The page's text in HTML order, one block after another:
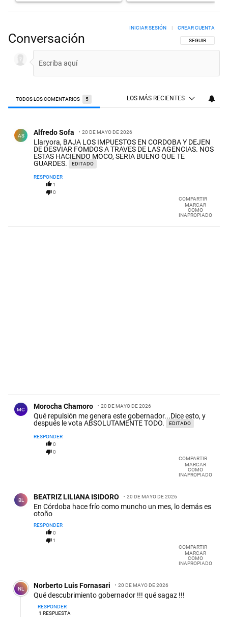
Conversación SIGA ESTA
SEGUIR
INICIAR SESIÓN CREAR CUENTA
TODOS LOS COMENTARIOS 5 LOS MÁS RECIENTES
AS Alfredo Sofa 20 DE MAYO DE 2026
Llaryora, BAJA LOS IMPUESTOS EN CORDOBA Y DEJEN
DE DESVIAR FOMDOS A TRAVES DE LAS AGENCIAS. NOS
ESTAS HACIENDO MOCO, SERIA BUENO QUE TE
GUARDES.
EDITADO
RESPONDER
1
0
COMPARTIR
MARCAR
COMO
INAPROPIADO
MC Morocha Chamoro 20 DE MAYO DE 2026
Qué repulsión me genera este gobernador...Dice esto, y
después le vota ABSOLUTAMENTE TODO.
EDITADO
RESPONDER
0
0
COMPARTIR
MARCAR
COMO
INAPROPIADO
BL BEATRIZ LILIANA ISIDORO 20 DE MAYO DE 2026
En Córdoba hace frío como muncho un mes, lo demás es
otoño
RESPONDER
0
1
COMPARTIR
MARCAR
COMO
INAPROPIADO
Comentario de Norberto Luis Fornasari.
NL Norberto Luis Fornasari 20 DE MAYO DE 2026
Qué descubrimiento gobernador !!! qué sagaz !!!
RESPONDER
1 RESPUESTA